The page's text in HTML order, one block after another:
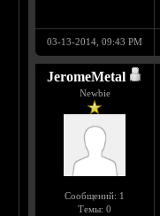
03-13-2014, 09:43 PM
JeromeMetal
Newbie
Сообщений: 1
Темы: 0